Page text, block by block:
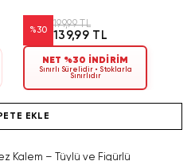
%30
199,99 TL
139,99 TL
NET %30 İNDİRİM
Sınırlı Sürelidir • Stoklarla
Sınırlıdır
EKLE
Kalem – Tüylü ve Figürlü